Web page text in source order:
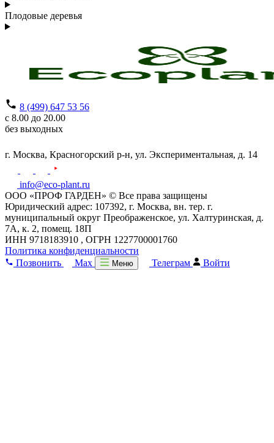
Плодовые деревья
8 (499) 647 53 56
с 8.00 до 20.00
без выходных
г. Москва, Красногорский р-н, ул. Экспериментальная, д. 14
info@eco-plant.ru
ООО «ПРОФ ГАРДЕН» © Все права защищены
Юридический адрес: 107392, г. Москва, вн. тер. г.
муниципальный округ Преображенское, ул. Халтуринская, д.
7А, к. 2, помещ. 18П
ИНН 9718183910 , ОГРН 1227700001760
Политика конфиденциальности
Позвонить
Max Меню Телеграм Войти